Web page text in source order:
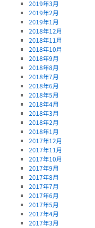
2019年3月
2019年2月
2019年1月
2018年12月
2018年11月
2018年10月
2018年9月
2018年8月
2018年7月
2018年6月
2018年5月
2018年4月
2018年3月
2018年2月
2018年1月
2017年12月
2017年11月
2017年10月
2017年9月
2017年8月
2017年7月
2017年6月
2017年5月
2017年4月
2017年3月